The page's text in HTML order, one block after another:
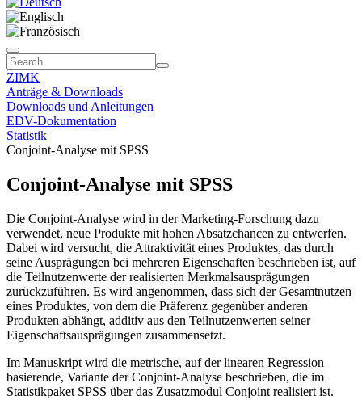
ZIMK
Anträge & Downloads
Downloads und Anleitungen
EDV-Dokumentation
Statistik
Conjoint-Analyse mit SPSS
Conjoint-Analyse mit SPSS
Die Conjoint-Analyse wird in der Marketing-Forschung dazu
verwendet, neue Produkte mit hohen Absatzchancen zu entwerfen.
Dabei wird versucht, die Attraktivität eines Produktes, das durch
seine Ausprägungen bei mehreren Eigenschaften beschrieben ist, auf
die Teilnutzenwerte der realisierten Merkmalsausprägungen
zurückzuführen. Es wird angenommen, dass sich der Gesamtnutzen
eines Produktes, von dem die Präferenz gegenüber anderen
Produkten abhängt, additiv aus den Teilnutzenwerten seiner
Eigenschaftsausprägungen zusammensetzt.
Im Manuskript wird die metrische, auf der linearen Regression
basierende, Variante der Conjoint-Analyse beschrieben, die im
Statistikpaket SPSS über das Zusatzmodul Conjoint realisiert ist.